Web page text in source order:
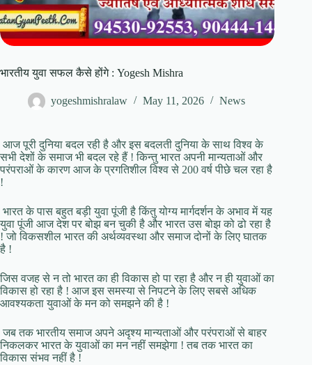
भारतीय युवा सफल कैसे होंगे : Yogesh Mishra
yogeshmishralaw May 11, 2026 News
आज पूरी दुनिया बदल रही है और इस बदलती दुनिया के साथ विश्व के
सभी देशों के समाज भी बदल रहे हैं ! किन्तु भारत अपनी मान्यताओं और
परंपराओं के कारण आज के प्रगतिशील विश्व से 200 वर्ष पीछे चल रहा है
!
भारत के पास बहुत बड़ी युवा पूंजी है किंतु योग्य मार्गदर्शन के अभाव में यह
युवा पूंजी आज देश पर बोझ बन चुकी है और भारत उस बोझ को ढो रहा है
! जो विकसशील भारत की अर्थव्यवस्था और समाज दोनों के लिए घातक
है !
जिस वजह से न तो भारत का ही विकास हो पा रहा है और न ही युवाओं का
विकास हो रहा है ! आज इस समस्या से निपटने के लिए सबसे अधिक
आवश्यकता युवाओं के मन को समझने की है !
जब तक भारतीय समाज अपने अदृश्य मान्यताओं और परंपराओं से बाहर
निकलकर भारत के युवाओं का मन नहीं समझेगा ! तब तक भारत का
विकास संभव नहीं है !